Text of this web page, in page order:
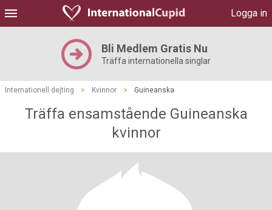
Logga in
Bli Medlem Gratis Nu
Träffa internationella singlar
Internationell dejting > Kvinnor > Guineanska
Träffa ensamstående Guineanska
kvinnor